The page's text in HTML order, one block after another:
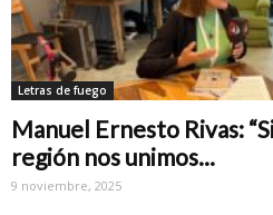
Letras de fuego
Manuel Ernesto Rivas:
región nos unimos...
9 noviembre, 2025